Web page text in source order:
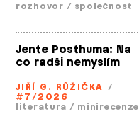
rozhovor / společnost
Jente Posthuma: Na
co radši nemyslím
JIŘÍ G. RŮŽIČKA /
#7/2026
literatura / minirecenze